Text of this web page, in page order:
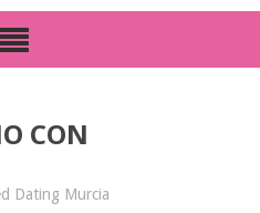
CON
Dating Murcia